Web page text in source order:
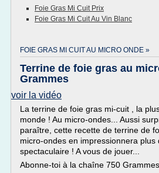
Foie Gras Mi Cuit Prix
Foie Gras Mi Cuit Au Vin Blanc
FOIE GRAS MI CUIT AU MICRO ONDE »
Terrine de foie gras au
Grammes
voir la vidéo
La terrine de foie gras mi-cuit , la
monde ! Au micro-ondes... Aussi
paraître, cette recette de terrine de
micro-ondes en impressionnera plus
spectaculaire ! A vous de jouer...
Abonne-toi à la chaîne 750